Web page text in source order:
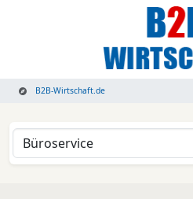
B2B-Wirtschaft.de